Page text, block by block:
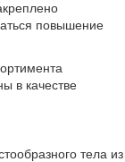
повышение
в качестве
тела из